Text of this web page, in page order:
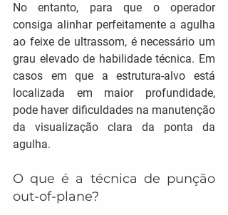
No entanto, para que o operador
consiga alinhar perfeitamente a agulha
ao feixe de ultrassom, é necessário um
grau elevado de habilidade técnica. Em
casos em que a estrutura-alvo está
localizada em maior profundidade,
pode haver dificuldades na manutenção
da visualização clara da ponta da
agulha.
O que é a técnica de punção
out-of-plane?